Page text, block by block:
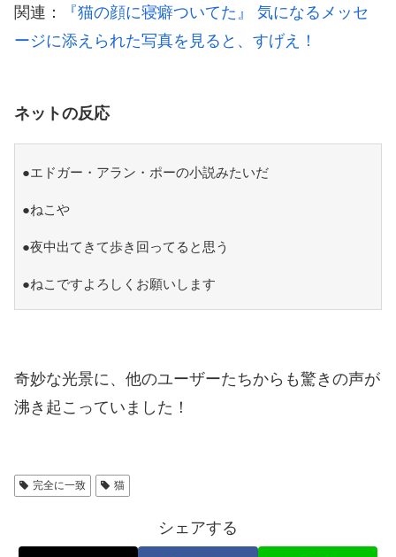
関連：
『猫の顔に寝癖ついてた』 気になるメッセ
ージに添えられた写真を見ると、すげえ！
ネットの反応
●エドガー・アラン・ポーの小説みたいだ
●ねこや
●夜中出てきて歩き回ってると思う
●ねこですよろしくお願いします
奇妙な光景に、他のユーザーたちからも驚きの声が
沸き起こっていました！
完全に一致 猫
シェアする